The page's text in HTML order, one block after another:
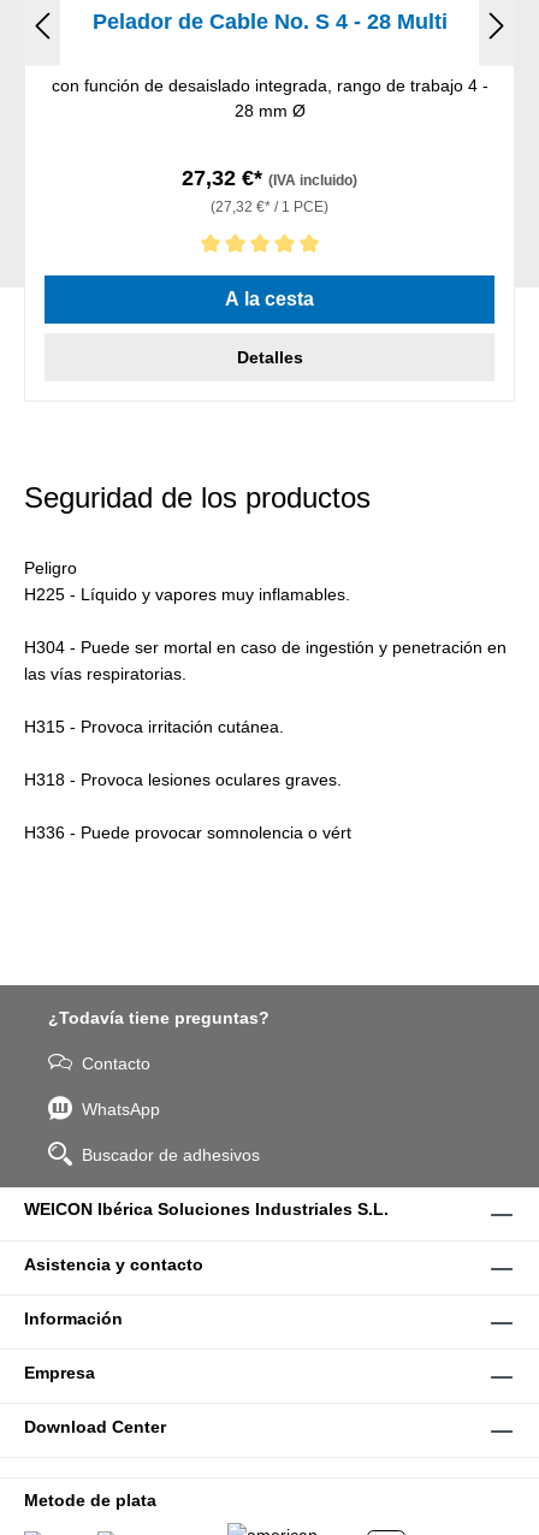
Pelador de Cable No. S 4 - 28 Multi
con función de desaislado integrada, rango de trabajo 4 -
28 mm Ø
27,32 €* (IVA incluido)
(27,32 €* / 1 PCE)
Calificación promedio de 5 de 5 estrellas
A la cesta
Detalles
Seguridad de los productos
Peligro
H225 - Líquido y vapores muy inflamables.
H304 - Puede ser mortal en caso de ingestión y penetración en
las vías respiratorias.
H315 - Provoca irritación cutánea.
H318 - Provoca lesiones oculares graves.
H336 - Puede provocar somnolencia o vért
¿Todavía tiene preguntas?
Contacto
WhatsApp
Buscador de adhesivos
WEICON Ibérica Soluciones Industriales S.L.
Asistencia y contacto
Información
Empresa
Download Center
Metode de plata